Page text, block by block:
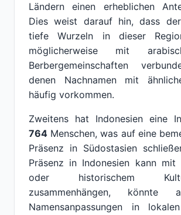
Ländern einen erheblichen
Dies weist darauf hin, dass
tiefe Wurzeln in dieser
möglicherweise mit
Berbergemeinschaften
denen Nachnamen mit
häufig vorkommen.
Zweitens hat Indonesien eine
764 Menschen, was auf eine
Präsenz in Südostasien
Präsenz in Indonesien kann mit
oder historischem
zusammenhängen, könnte
Namensanpassungen in